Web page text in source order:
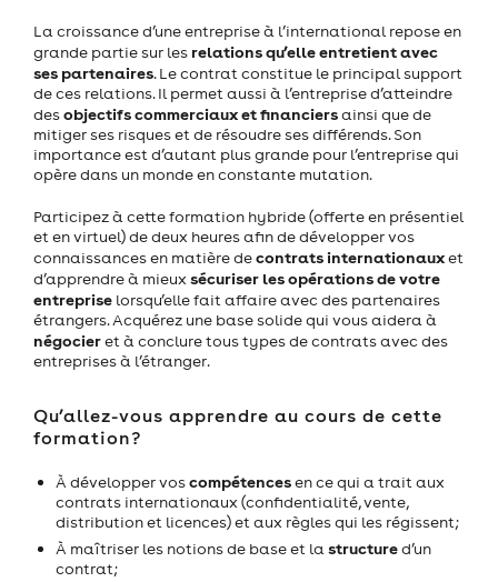
La croissance d’une entreprise à l’international repose en
grande partie sur les relations qu’elle entretient avec
ses partenaires. Le contrat constitue le principal support
de ces relations. Il permet aussi à l’entreprise d’atteindre
desobjectifs commerciaux et financiersainsi que de
mitiger ses risques et de résoudre ses différends. Son
importance est d’autant plus grande pour l’entreprise qui
opère dans un monde en constante mutation.
Participez à cette formation hybride (offerte en présentiel
et en virtuel) de deux heures afin de développer vos
connaissances en matière decontrats internationauxet
d’apprendre à mieux sécuriser les opérations de votre
entreprise lorsqu’elle fait affaire avec des partenaires
étrangers. Acquérez une base solide qui vous aidera à
négocieret à conclure tous types de contrats avec des
entreprises à l’étranger.
Qu’allez-vous apprendre au cours de cette
formation?
À développer voscompétencesen ce qui a trait aux
contrats internationaux (confidentialité, vente,
distribution et licences) et aux règles qui les régissent;
À maîtriser les notions de base et lastructured’un
contrat;